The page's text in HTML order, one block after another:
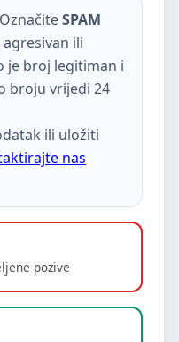
OznačiteSPAM
ili
je broj legitiman i
broju vrijedi 24
ili uložiti
nas
pozive